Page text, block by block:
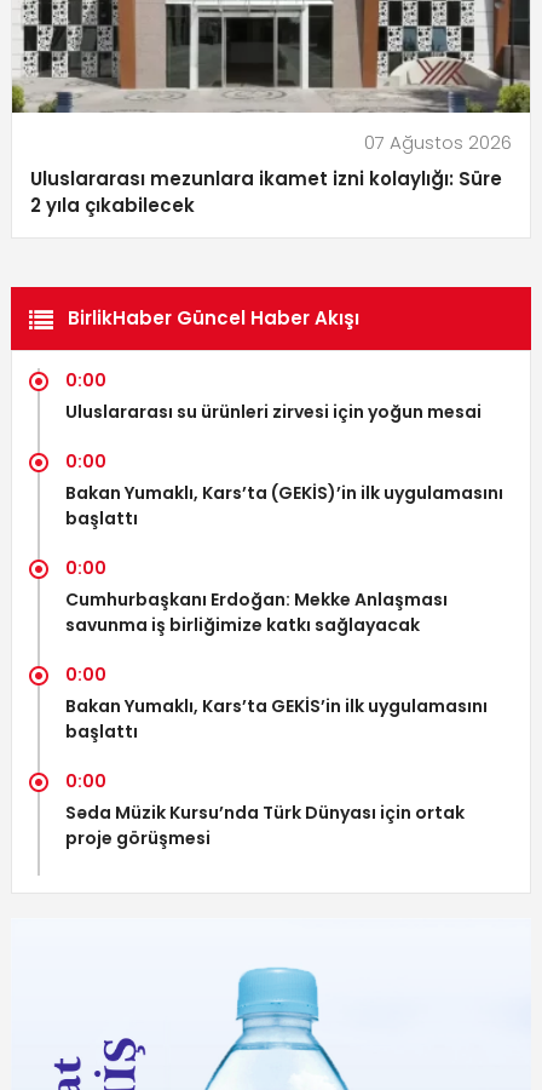
07 Ağustos 2026
Uluslararası mezunlara ikamet izni kolaylığı: Süre
2 yıla çıkabilecek
BirlikHaber Güncel Haber Akışı
0:00
Uluslararası su ürünleri zirvesi için yoğun mesai
0:00
Bakan Yumaklı, Kars’ta (GEKİS)’in ilk uygulamasını
başlattı
0:00
Cumhurbaşkanı Erdoğan: Mekke Anlaşması
savunma iş birliğimize katkı sağlayacak
0:00
Bakan Yumaklı, Kars’ta GEKİS’in ilk uygulamasını
başlattı
0:00
Səda Müzik Kursu’nda Türk Dünyası için ortak
proje görüşmesi